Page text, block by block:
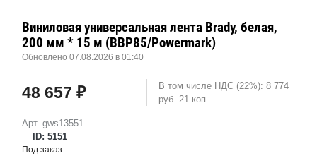
Арт. gws13551
ID: 5151
Виниловая универсальная лента Brady, белая,
200 мм * 15 м (BBP85/Powermark)
Обновлено 07.08.2026 в 01:40
48 657 ₽
В том числе НДС (22%): 8 774
руб. 21 коп.
Под заказ